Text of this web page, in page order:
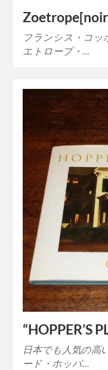
フランシス・コッ
エトロープ・…
“HOPPER’S
日本でも人気の高
ード・ホッパ…